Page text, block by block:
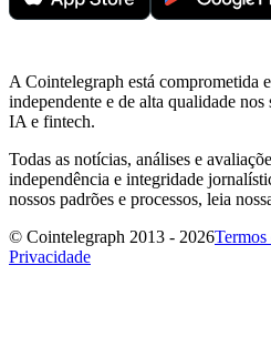
A Cointelegraph está comprometida
independente e de alta qualidade
IA e fintech.
Todas as notícias, análises e
independência e integridade
nossos padrões e processos, leia
© Cointelegraph 2013 - 2026
Privacidade